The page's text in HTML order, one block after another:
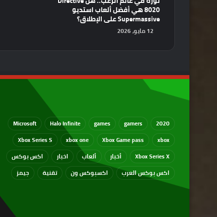
8020 هي أفضل ألعاب استديو
Supermassive على الإطلاق؟
12 مايو، 2026
2020
gamers
games
Halo Infinite
Microsoft
xbox
Xbox Game pass
xbox one
Xbox Series S
Xbox Series X
أخبار ألعاب اخبار
اكس بوكس
اكس بوكس العرب
اكسبوكس ون تقنية جيمز